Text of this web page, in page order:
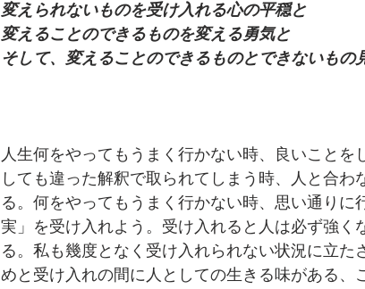
変えられないものを受け入れる心の平穏と
変えることのできるものを変える勇気と
そして、変えることのできるものとできないもの
〜ラインホル
人生何をやってもうまく行かない時、良いことを
しても違った解釈で取られてしまう時、人と合
る。何をやってもうまく行かない時、思い通り
実」を受け入れよう。受け入れると人は必ず強く
る。私も幾度となく受け入れられない状況に立
めと受け入れの間に人としての生きる味がある、